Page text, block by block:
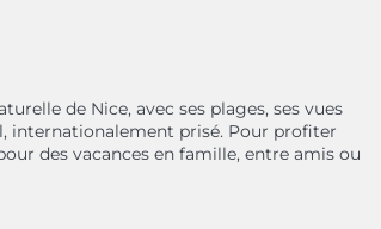
de Nice, avec ses plages, ses vues
internationalement prisé. Pour profiter
des vacances en famille, entre amis ou